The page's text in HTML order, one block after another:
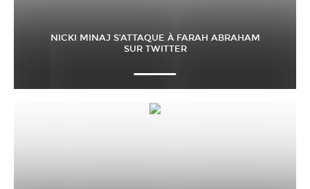
NICKI MINAJ S’ATTAQUE À FARAH ABRAHAM
SUR TWITTER